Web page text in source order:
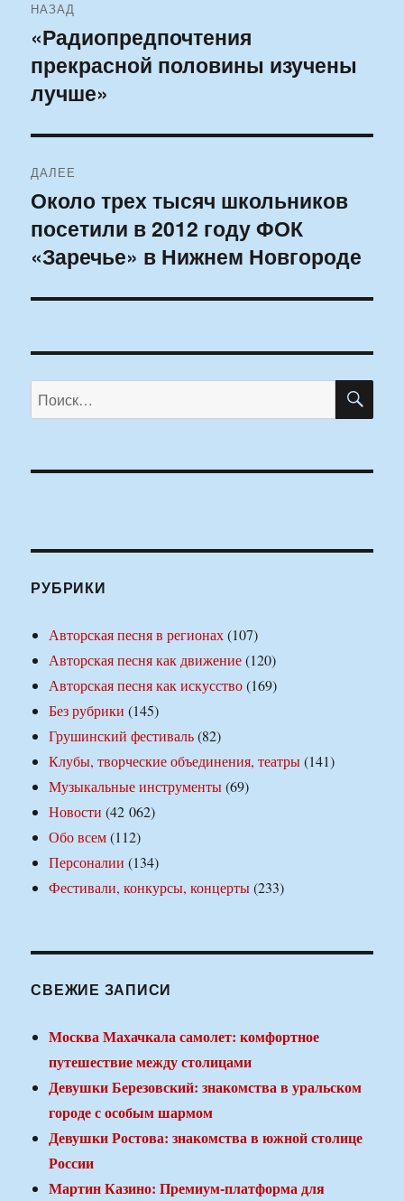
по
записям
НАЗАД
Предыдущая
запись:
«Радиопредпочтения
прекрасной половины изучены
лучше»
ДАЛЕЕ
Следующая
запись:
Около трех тысяч школьников
посетили в 2012 году ФОК
«Заречье» в Нижнем Новгороде
Искать:
РУБРИКИ
Авторская песня в регионах(107)
Авторская песня как движение(120)
Авторская песня как искусство(169)
Без рубрики (145)
Грушинский фестиваль(82)
Клубы, творческие объединения, театры(141)
Музыкальные инструменты(69)
Новости (42 062)
Обо всем(112)
Персоналии (134)
Фестивали, конкурсы, концерты(233)
СВЕЖИЕ ЗАПИСИ
Москва Махачкала самолет: комфортное
путешествие между столицами
Девушки Березовский: знакомства в уральском
городе с особым шармом
Девушки Ростова: знакомства в южной столице
России
Мартин Казино: Премиум-платформа для